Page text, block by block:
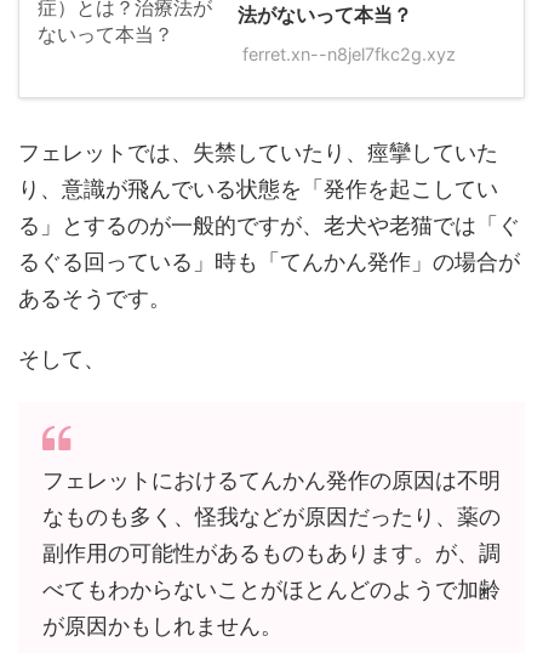
法がないって本当？
ferret.xn--n8jel7fkc2g.xyz
フェレットでは、失禁していたり、痙攣していた
り、意識が飛んでいる状態を「発作を起こしてい
る」とするのが一般的ですが、老犬や老猫では「ぐ
るぐる回っている」時も「てんかん発作」の場合が
あるそうです。
そして、
フェレットにおけるてんかん発作の原因は不明
なものも多く、怪我などが原因だったり、薬の
副作用の可能性があるものもあります。が、調
べてもわからないことがほとんどのようで加齢
が原因かもしれません。